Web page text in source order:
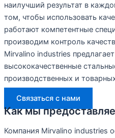
наилучший результат в
том, чтобы использовать
работают компетентные
производим контроль
Mirvalino industries
высококачественные
производственных и
Связаться с нами
Как мы
Компания Mirvalino industries